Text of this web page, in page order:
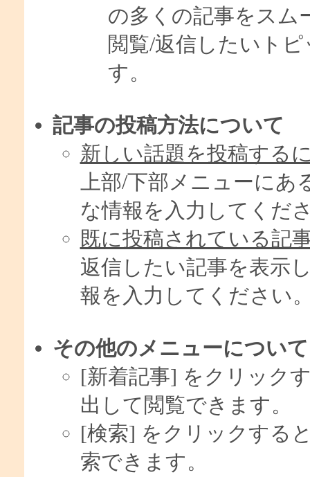
の多くの記事をスム
閲覧/返信したいト
す。
記事の投稿方法について
新しい話題を投稿する
上部/下部メニューにあ
な情報を入力してくだ
既に投稿されている記
返信したい記事を表示
報を入力してください
その他のメニューについて
[新着記事] をクリック
出して閲覧できます。
[検索] をクリックする
索できます。